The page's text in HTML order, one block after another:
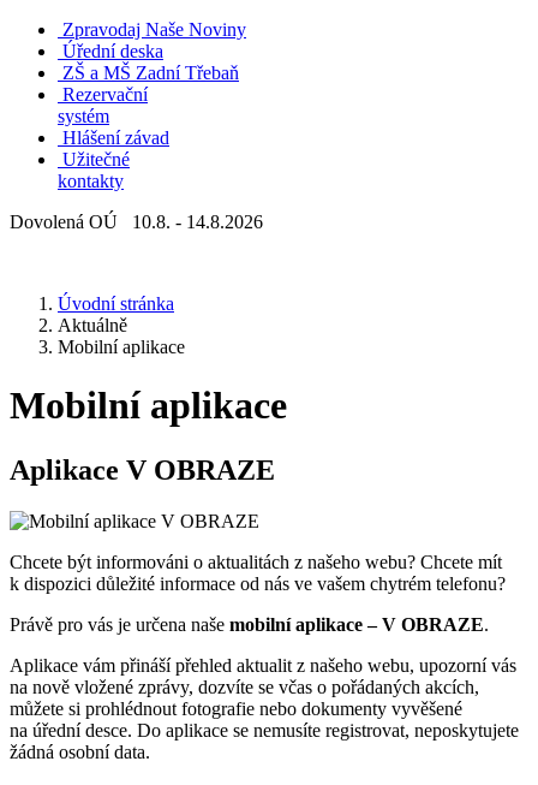
Zpravodaj Naše Noviny
Úřední deska
ZŠ a MŠ Zadní Třebaň
Rezervační
systém
Hlášení závad
Užitečné
kontakty
Dovolená OÚ 10.8. - 14.8.2026
Úvodní stránka
Aktuálně
Mobilní aplikace
Mobilní aplikace
Aplikace V OBRAZE
Chcete být informováni o aktualitách z našeho webu? Chcete mít
k dispozici důležité informace od nás ve vašem chytrém telefonu?
Právě pro vás je určena naše mobilní aplikace – V OBRAZE.
Aplikace vám přináší přehled aktualit z našeho webu, upozorní vás
na nově vložené zprávy, dozvíte se včas o pořádaných akcích,
můžete si prohlédnout fotografie nebo dokumenty vyvěšené
na úřední desce. Do aplikace se nemusíte registrovat, neposkytujete
žádná osobní data.